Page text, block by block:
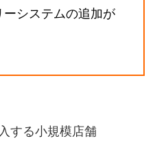
システムの追加が
する小規模店舗